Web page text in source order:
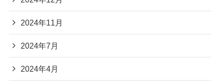
2024年11月
2024年7月
2024年4月